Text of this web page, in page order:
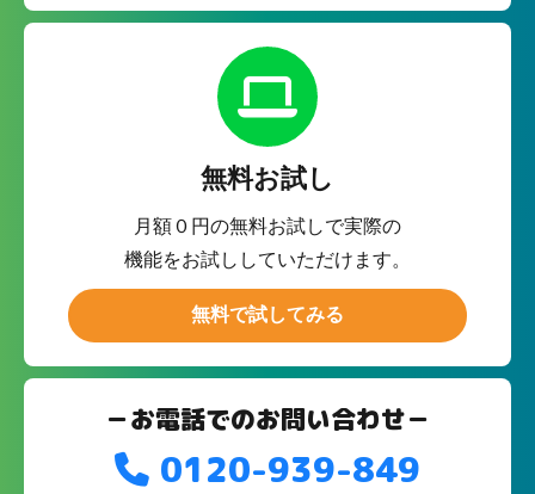
無料お試し
月額０円の無料お試しで実際の
機能をお試ししていただけます。
無料で試してみる
－お電話でのお問い合わせ－
0120-939-849